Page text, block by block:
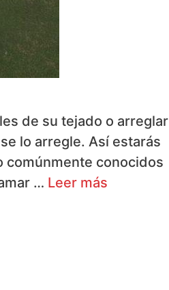
de su tejado o arreglar
lo arregle. Así estarás
comúnmente conocidos
… Leer más